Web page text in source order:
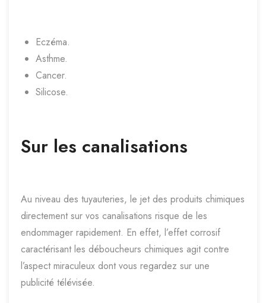
Eczéma.
Asthme.
Cancer.
Silicose.
Sur les canalisations
Au niveau des tuyauteries, le jet des produits chimiques
directement sur vos canalisations risque de les
endommager rapidement. En effet, l’effet corrosif
caractérisant les déboucheurs chimiques agit contre
l’aspect miraculeux dont vous regardez sur une
publicité télévisée.